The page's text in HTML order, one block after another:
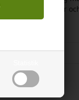
eller natten över